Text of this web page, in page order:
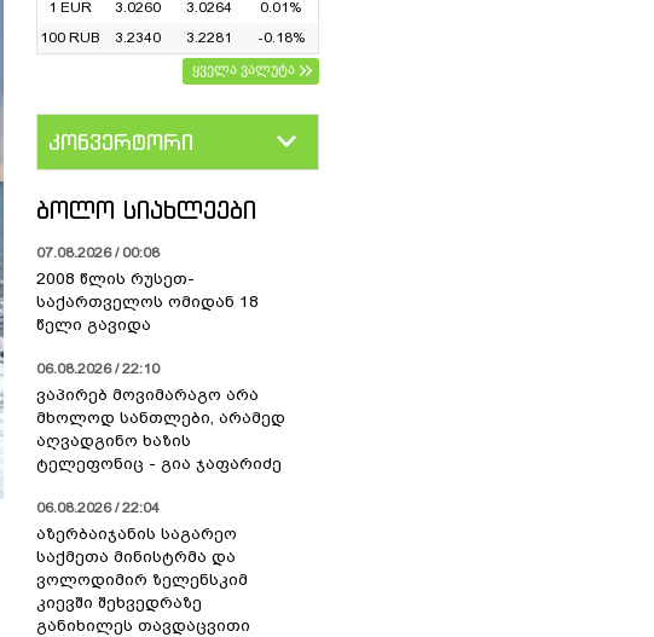
1 EUR
3.0260 3.0264
0.01%
100 RUB
3.2340 3.2281
-0.18%
ყველა ვალუტა
კონვერტორი
ᲑᲝᲚᲝ ᲡᲘᲐᲮᲚᲔᲔᲑᲘ
07.08.2026 / 00:08
2008 წლის რუსეთ-
საქართველოს ომიდან 18
წელი გავიდა
06.08.2026 / 22:10
ვაპირებ მოვიმარაგო არა
მხოლოდ სანთლები, არამედ
აღვადგინო ხაზის
ტელეფონიც - გია ჯაფარიძე
06.08.2026 / 22:04
აზერბაიჯანის საგარეო
საქმეთა მინისტრმა და
ვოლოდიმირ ზელენსკიმ
კიევში შეხვედრაზე
განიხილეს თავდაცვითი